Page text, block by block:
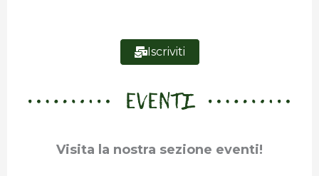
Iscriviti
EVENTI
Visita la nostra sezione eventi!